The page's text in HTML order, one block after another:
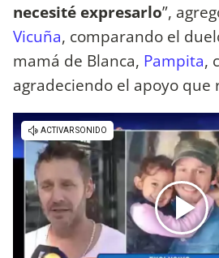
necesité expresarlo”,
Vicuña, comparando el
mamá de Blanca, Pampita,
agradeciendo el apoyo que